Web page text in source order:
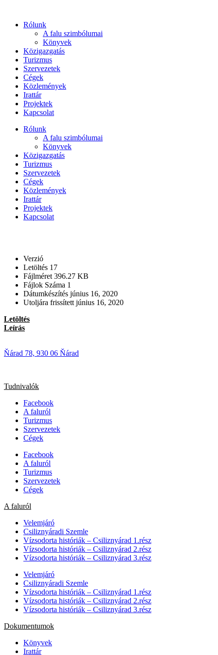
tartalomhoz
Rólunk
A falu szimbólumai
Könyvek
Közigazgatás
Turizmus
Szervezetek
Cégek
Közlemények
Irattár
Projektek
Kapcsolat
Rólunk
A falu szimbólumai
Könyvek
Közigazgatás
Turizmus
Szervezetek
Cégek
Közlemények
Irattár
Projektek
Kapcsolat
Verzió
Letöltés 17
Fájlméret 396.27 KB
Fájlok Száma 1
Dátumkészítés június 16, 2020
Utoljára frissített június 16, 2020
Letöltés
Leírás
Ňárad 78, 930 06 Ňárad
Tudnivalók
Facebook
A faluról
Turizmus
Szervezetek
Cégek
Facebook
A faluról
Turizmus
Szervezetek
Cégek
A faluról
Velemjáró
Csiliznyáradi Szemle
Vízsodorta históriák – Csiliznyárad 1.rész
Vízsodorta históriák – Csiliznyárad 2.rész
Vízsodorta históriák – Csiliznyárad 3.rész
Velemjáró
Csiliznyáradi Szemle
Vízsodorta históriák – Csiliznyárad 1.rész
Vízsodorta históriák – Csiliznyárad 2.rész
Vízsodorta históriák – Csiliznyárad 3.rész
Dokumentumok
Könyvek
Irattár